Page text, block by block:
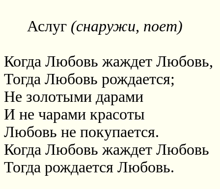
Аслуг (снаружи, поет)
Когда Любовь жаждет Любовь,
Тогда Любовь рождается;
Не золотыми дарами
И не чарами красоты
Любовь не покупается.
Когда Любовь жаждет Любовь
Тогда рождается Любовь.